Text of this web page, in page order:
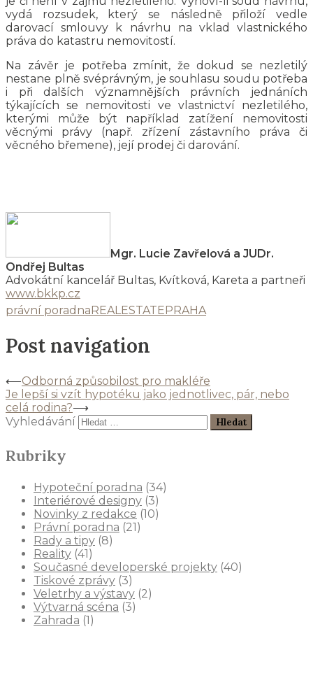
vydá rozsudek, který se následně přiloží vedle
darovací smlouvy k návrhu na vklad vlastnického
práva do katastru nemovitostí.
Na závěr je potřeba zmínit, že dokud se nezletilý
nestane plně svéprávným, je souhlasu soudu potřeba
i při dalších významnějších právních jednáních
týkajících se nemovitosti ve vlastnictví nezletilého,
kterými může být například zatížení nemovitosti
věcnými právy (např. zřízení zástavního práva či
věcného břemene), její prodej či darování.
Mgr. Lucie Zavřelová a JUDr.
Ondřej Bultas
Advokátní kancelář Bultas, Kvítková, Kareta a partneři
www.bkkp.cz
právní poradnaREALESTATEPRAHA
Post navigation
⟵Odborná způsobilost pro makléře
Je lepší si vzít hypotéku jako jednotlivec, pár, nebo
celá rodina?⟶
Vyhledávání
Rubriky
Hypoteční poradna (34)
Interiérové designy (3)
Novinky z redakce (10)
Právní poradna (21)
Rady a tipy (8)
Reality (41)
Současné developerské projekty (40)
Tiskové zprávy (3)
Veletrhy a výstavy (2)
Výtvarná scéna (3)
Zahrada (1)